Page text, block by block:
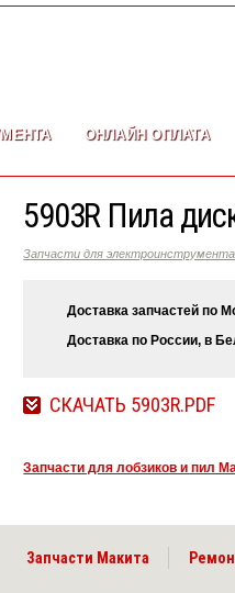
ОНЛАЙН ОПЛАТА
5903R Пила
Запчасти для электроинструмента
Доставка запчастей по
Доставка по России, в
СКАЧАТЬ 5903R.PDF
Запчасти для лобзиков и пил
Запчасти Макита